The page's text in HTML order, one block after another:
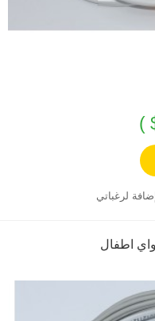
إضافة لرغباتي